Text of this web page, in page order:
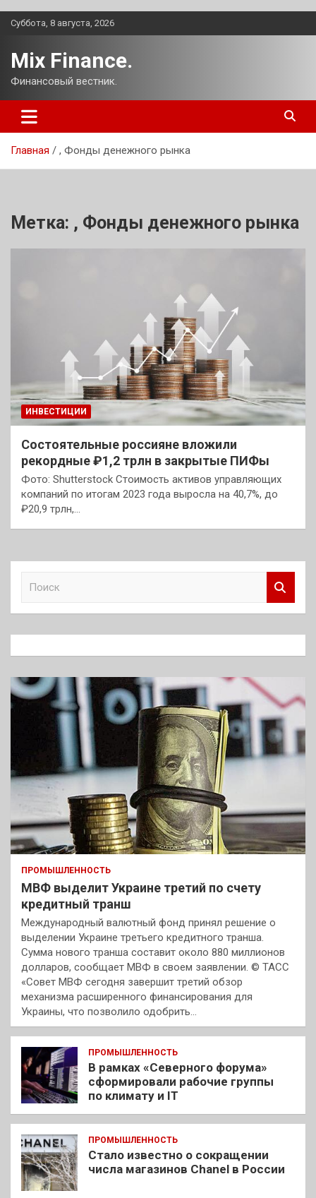
Перейти
Суббота, 8 августа, 2026
Mix Finance.
Финансовый вестник.
Главная , Фонды денежного рынка
Метка: , Фонды денежного рынка
ИНВЕСТИЦИИ
Состоятельные россияне вложили
рекордные ₽1,2 трлн в закрытые ПИФы
Фото: Shutterstock Стоимость активов управляющих
компаний по итогам 2023 года выросла на 40,7%, до
₽20,9 трлн,…
к
ПРОМЫШЛЕННОСТЬ
МВФ выделит Украине третий по счету
кредитный транш
Международный валютный фонд принял решение о
выделении Украине третьего кредитного транша.
Сумма нового транша составит около 880 миллионов
долларов, сообщает МВФ в своем заявлении. © ТАСС
«Совет МВФ сегодня завершит третий обзор
механизма расширенного финансирования для
Украины, что позволило одобрить…
ПРОМЫШЛЕННОСТЬ
В рамках «Северного форума»
сформировали рабочие группы
по климату и IT
ПРОМЫШЛЕННОСТЬ
Стало известно о сокращении
числа магазинов Chanel в России